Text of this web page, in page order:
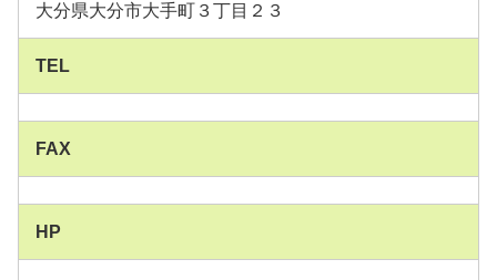
大分県大分市大手町３丁目２３
TEL
FAX
HP